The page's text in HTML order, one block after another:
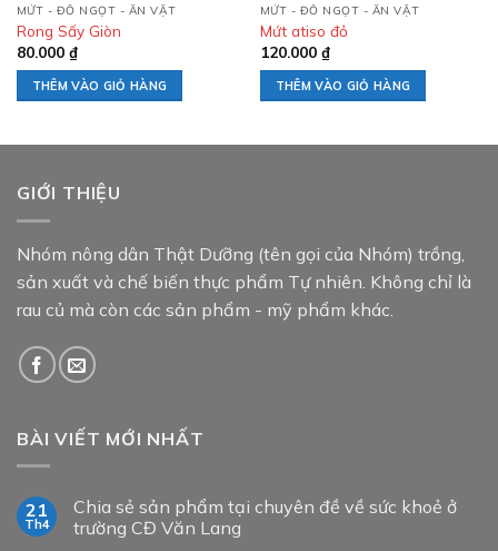
MỨT - ĐỒ NGỌT - ĂN VẶT
Rong Sấy Giòn
80.000 ₫
THÊM VÀO GIỎ HÀNG
MỨT - ĐỒ NGỌT - ĂN VẶT
Mứt atiso đỏ
120.000 ₫
THÊM VÀO GIỎ HÀNG
GIỚI THIỆU
Nhóm nông dân Thật Dưỡng (tên gọi của Nhóm) trồng,
sản xuất và chế biến thực phẩm Tự nhiên. Không chỉ là
rau củ mà còn các sản phẩm - mỹ phẩm khác.
BÀI VIẾT MỚI NHẤT
21
Th4
Chia sẻ sản phẩm tại chuyên đề về sức khoẻ ở
trường CĐ Văn Lang